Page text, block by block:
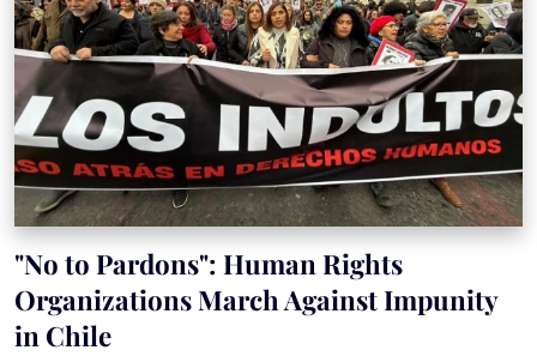
"No to Pardons": Human Rights
Organizations March Against Impunity
in Chile